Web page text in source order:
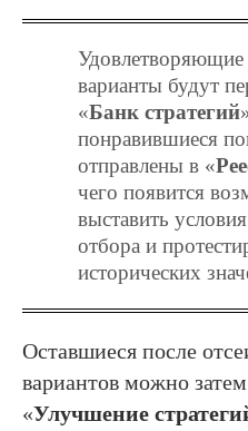
Удовлетворяющие
варианты будут
«Банк стратегий
понравившиеся
отправлены в «
чего появится
выставить
отбора и
исторических
Оставшиеся после
вариантов можно
«Улучшение